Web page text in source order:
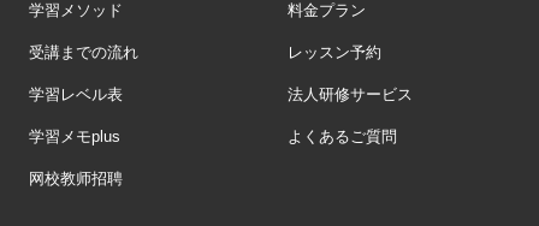
学習メソッド 料金プラン
受講までの流れ レッスン予約
学習レベル表 法人研修サービス
学習メモplus よくあるご質問
网校教师招聘